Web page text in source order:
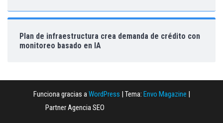
Plan de infraestructura crea demanda de crédito con
monitoreo basado en IA
Funciona gracias aWordPress Tema: Envo Magazine
Partner Agencia SEO